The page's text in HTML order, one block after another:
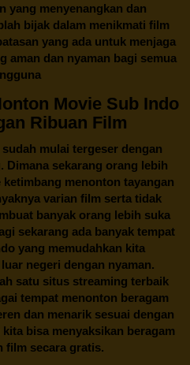
yang menyenangkan dan
bijak dalam menikmati film
yang ada untuk menjaga
aman dan nyaman bagi semua
Movie Sub Indo
Ribuan Film
mulai tergeser dengan
Dimana sekarang orang lebih
menonton tayangan
varian film serta tidak
banyak orang lebih suka
sekarang ada banyak tempat
yang memudahkan kita
negeri dengan nyaman.
satu situs streaming terbaik
tempat menonton beragam
dan menarik sesuai dengan
bisa menyaksikan beragam
film secara gratis.